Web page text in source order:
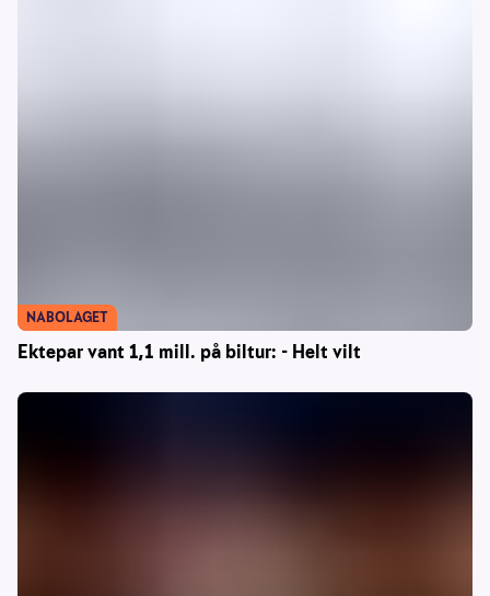
Ektepar vant 1,1 mill. på biltur: - Helt vilt
NABOLAGET